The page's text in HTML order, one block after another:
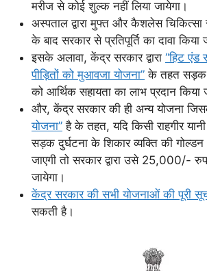
मरीज से कोई शुल्क नहीं लिया जायेगा।
अस्पताल द्वारा मुफ्त और कैशलेस चिकित्सा
के बाद सरकार से प्रतिपूर्ति का दावा किया
इसके अलावा, केंद्र सरकार द्वारा “हिट एंड
पीड़ितों को मुआवजा योजना” के तहत सड़क
को आर्थिक सहायता का लाभ प्रदान किया
और, केंद्र सरकार की ही अन्य योजना
योजना” है के तहत, यदि किसी राहगीर यानी
सड़क दुर्घटना के शिकार व्यक्ति की
जाएगी तो सरकार द्वारा उसे 25,000/-
जायेगा।
केंद्र सरकार की सभी योजनाओं की पूरी
सकती है।